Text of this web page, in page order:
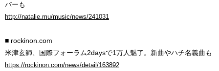
バーも
http://natalie.mu/music/news/241031
■ rockinon.com
米津玄師、国際フォーラム2daysで1万人魅了。新曲やハチ名義曲も
https://rockinon.com/news/detail/163892